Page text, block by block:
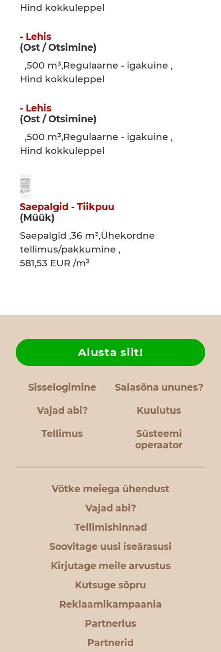
Hind kokkuleppel
- Lehis
(Ost / Otsimine)
,500 m³,Regulaarne - igakuine ,
Hind kokkuleppel
- Lehis
(Ost / Otsimine)
,500 m³,Regulaarne - igakuine ,
Hind kokkuleppel
Saepalgid - Tiikpuu
(Müük)
Saepalgid ,36 m³,Ühekordne
tellimus/pakkumine ,
581,53 EUR /m³
Sisselogimine Salasõna ununes?
Vajad abi?
Alusta siit!
Kuulutus
Tellimus
Süsteemi
operaator
Võtke meiega ühendust
Vajad abi?
Tellimishinnad
Soovitage uusi iseärasusi
Kirjutage meile arvustus
Kutsuge sõpru
Reklaamikampaania
Partnerlus
Partnerid